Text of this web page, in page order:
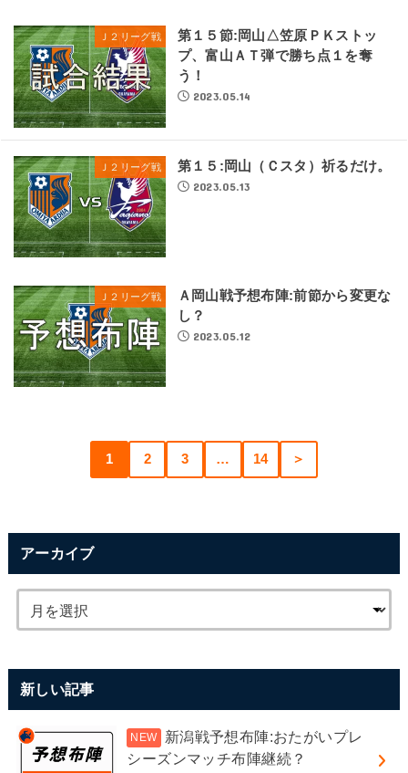
Ｊ２リーグ戦
第１５節:岡山△笠原ＰＫストッ
プ、富山ＡＴ弾で勝ち点１を奪
う！
2023.05.14
Ｊ２リーグ戦 第１５:岡山（Ｃスタ）祈るだけ。
2023.05.13
Ｊ２リーグ戦
Ａ岡山戦予想布陣:前節から変更な
し？
2023.05.12
1 2 3 … 14 ＞
アーカイブ
新しい記事
新潟戦予想布陣:おたがいプレ
シーズンマッチ布陣継続？